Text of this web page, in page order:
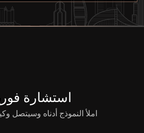
استشارة
املأ النموذج أدناه وسيتصل